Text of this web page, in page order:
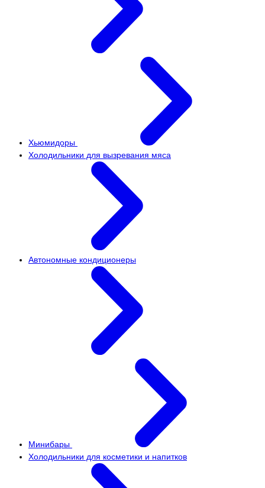
Хьюмидоры
Холодильники для вызревания мяса
Автономные кондиционеры
Минибары
Холодильники для косметики и напитков